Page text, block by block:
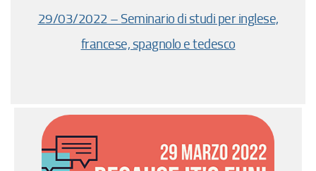
29/03/2022 – Seminario di studi per inglese,
francese, spagnolo e tedesco